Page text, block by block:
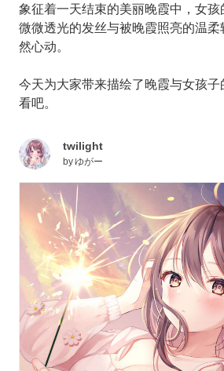
象征着一天结束的美丽晚霞中，女孩
微微透光的发丝与被晚霞照亮的温
然心动。
今天为大家带来描绘了晚霞与女孩
看吧。
twilight
byゆがー